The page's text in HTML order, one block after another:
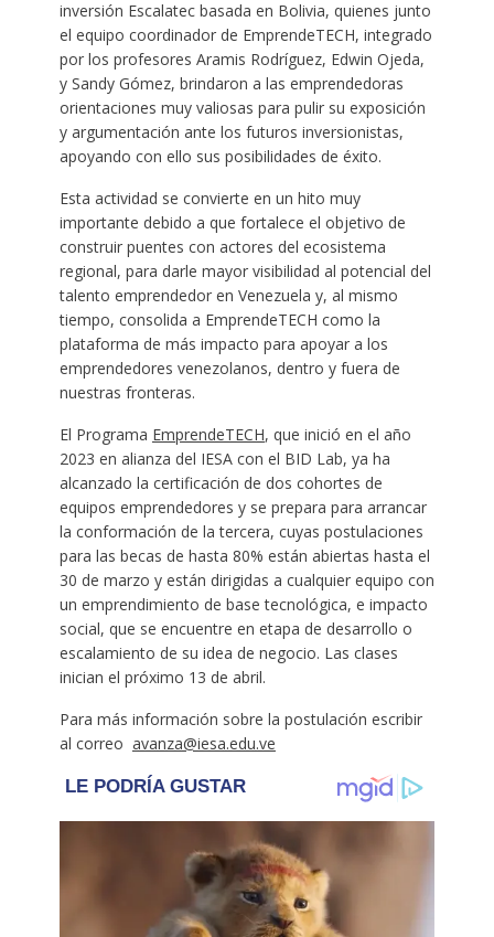
inversión Escalatec basada en Bolivia, quienes junto
el equipo coordinador de EmprendeTECH, integrado
por los profesores Aramis Rodríguez, Edwin Ojeda,
y Sandy Gómez, brindaron a las emprendedoras
orientaciones muy valiosas para pulir su exposición
y argumentación ante los futuros inversionistas,
apoyando con ello sus posibilidades de éxito.
Esta actividad se convierte en un hito muy
importante debido a que fortalece el objetivo de
construir puentes con actores del ecosistema
regional, para darle mayor visibilidad al potencial del
talento emprendedor en Venezuela y, al mismo
tiempo, consolida a EmprendeTECH como la
plataforma de más impacto para apoyar a los
emprendedores venezolanos, dentro y fuera de
nuestras fronteras.
El Programa EmprendeTECH, que inició en el año
2023 en alianza del IESA con el BID Lab, ya ha
alcanzado la certificación de dos cohortes de
equipos emprendedores y se prepara para arrancar
la conformación de la tercera, cuyas postulaciones
para las becas de hasta 80% están abiertas hasta el
30 de marzo y están dirigidas a cualquier equipo con
un emprendimiento de base tecnológica, e impacto
social, que se encuentre en etapa de desarrollo o
escalamiento de su idea de negocio. Las clases
inician el próximo 13 de abril.
Para más información sobre la postulación escribir
al correo avanza@iesa.edu.ve